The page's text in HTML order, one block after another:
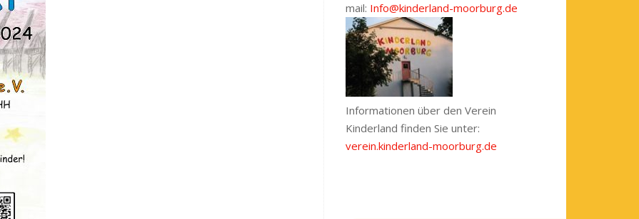
mail: Info@kinderland-moorburg.de
Informationen über den Verein
Kinderland finden Sie unter:
verein.kinderland-moorburg.de